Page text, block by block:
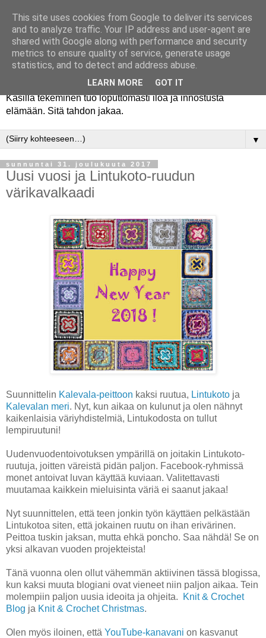
Käsillä tekeminen tuo loputtomasti iloa ja innostusta
elämään. Sitä tahdon jakaa.
▼
sunnuntai 31. joulukuuta 2017
Uusi vuosi ja Lintukoto-ruudun
värikavalkaadi
Suunnittelin Kalevala-peittoon kaksi ruutua, Lintukoto ja
Kalevalan meri. Nyt, kun aikaa on kulunut ja olen nähnyt
kaikenlaisia väriyhdistelmiä, Lintukodosta on tullut
lempiruutuni!
Uudenvuodentoivotuksen ympärillä on joitakin Lintukoto-
ruutuja, joitten väreistä pidän paljon. Facebook-ryhmissä
monet antoivat luvan käyttää kuviaan. Valitettavasti
muutamaa kaikkein mieluisinta väriä ei saanut jakaa!
Nyt suunnittelen, että teen jonkin työn käyttäen pelkästään
Lintukotoa siten, että jokainen ruutu on ihan erivärinen.
Peittoa tuskin jaksan, mutta ehkä poncho. Saa nähdä! Se on
yksi alkavan vuoden projekteista!
Tänä vuonna olen ollut vähemmän aktiivinen tässä blogissa,
kun kaksi muuta blogiani ovat vieneet niin paljon aikaa. Tein
molempiin paljon uusia ideoita ja ohjeita.
Knit & Crochet
Blog ja Knit & Crochet Christmas.
Olen myös iloinen, että YouTube-kanavani on kasvanut
This site uses cookies from Google to deliver its services
and to analyze traffic. Your IP address and user-agent are
shared with Google along with performance and security
metrics to ensure quality of service, generate usage
statistics, and to detect and address abuse.
LEARN MORE GOT IT